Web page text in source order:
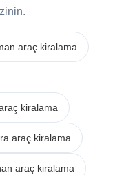
araç kiralama
kiralama
araç kiralama
araç kiralama